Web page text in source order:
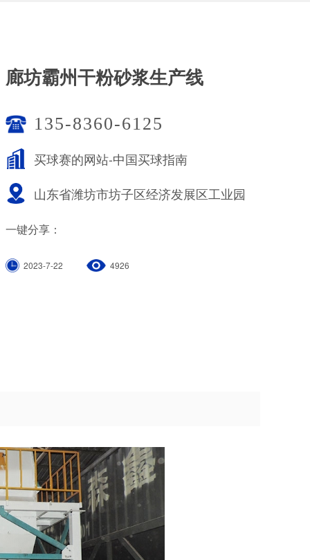
廊坊霸州干粉砂浆生产线
135-8360-6125
买球赛的网站-中国买球指南
山东省潍坊市坊子区经济发展区工业园
一键分享：
2023-7-22 4926